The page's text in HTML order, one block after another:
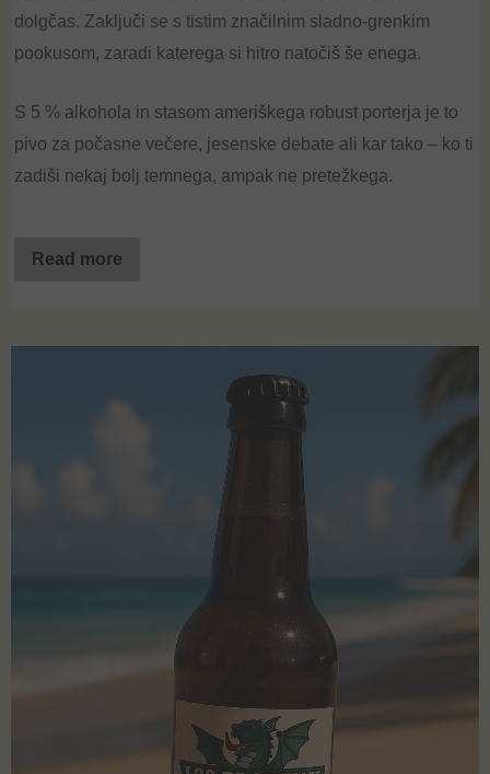
dolgčas. Zaključi se s tistim značilnim sladno-grenkim
pookusom, zaradi katerega si hitro natočiš še enega.
S 5 % alkohola in stasom ameriškega robust porterja je to
pivo za počasne večere, jesenske debate ali kar tako – ko ti
zadiši nekaj bolj temnega, ampak ne pretežkega.
Read more